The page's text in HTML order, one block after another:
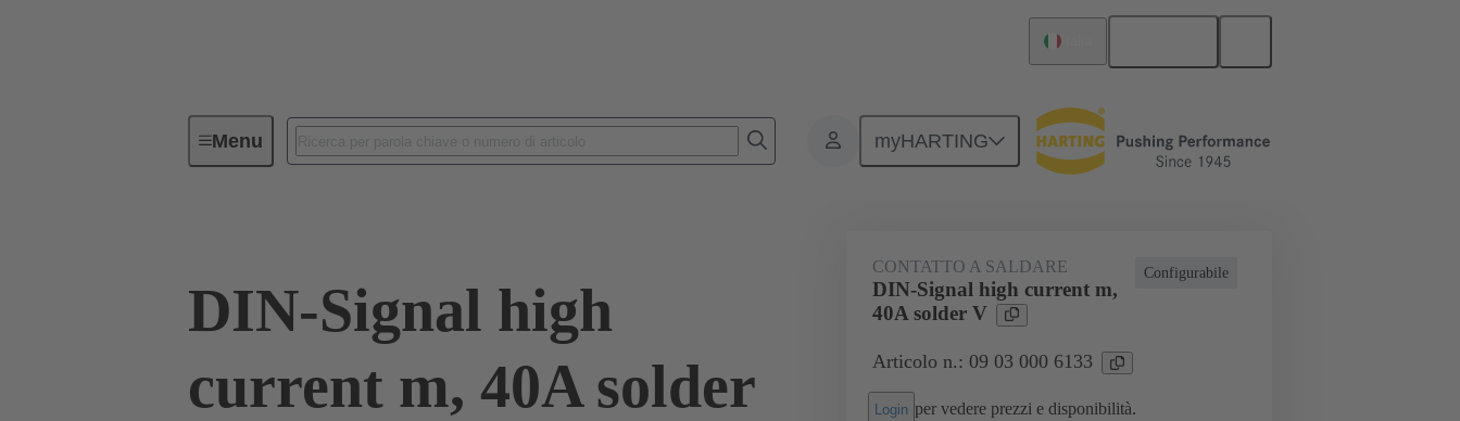
Menu myHARTING
Serie
DIN-Signal high
current m, 40A solder
Configurabile
CONTATTO A SALDARE
DIN-Signal high current m,
40A solder V
Articolo n.: 09 03 000 6133
Login per vedere prezzi e disponibilità.